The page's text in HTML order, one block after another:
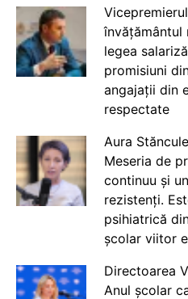
învățământul
legea
promisiuni
angajații din
respectate
Aura
Meseria de
continuu și
rezistenți.
psihiatrică
școlar viitor
Directoarea
Anul școlar